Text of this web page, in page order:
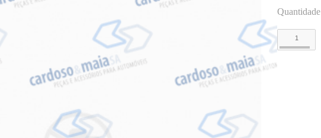
Quantidade